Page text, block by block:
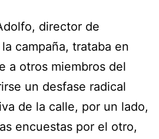
director de
campaña, trataba en
a otros miembros del
un desfase radical
de la calle, por un lado,
encuestas por el otro,